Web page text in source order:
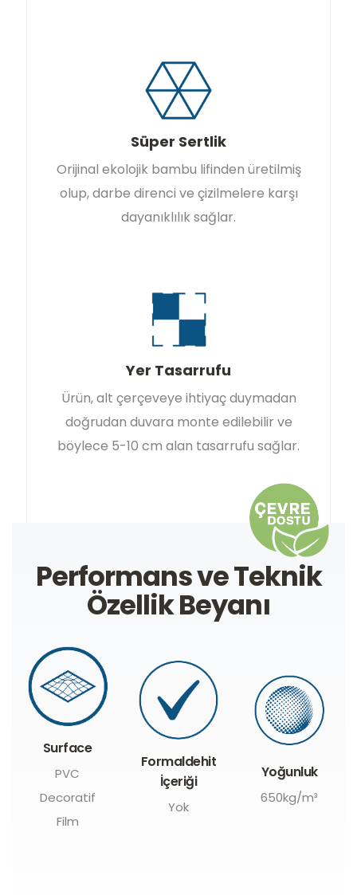
Süper Sertlik
Orijinal ekolojik bambu lifinden üretilmiş
olup, darbe direnci ve çizilmelere karşı
dayanıklılık sağlar.
Yer Tasarrufu
Ürün, alt çerçeveye ihtiyaç duymadan
doğrudan duvara monte edilebilir ve
böylece 5-10 cm alan tasarrufu sağlar.
Performans ve Teknik
Özellik Beyanı
Surface
PVC
Decoratif
Film
Formaldehit
İçeriği
Yok
Yoğunluk
650kg/m³